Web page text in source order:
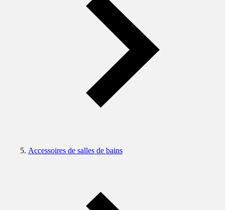
Accessoires de salles de bains